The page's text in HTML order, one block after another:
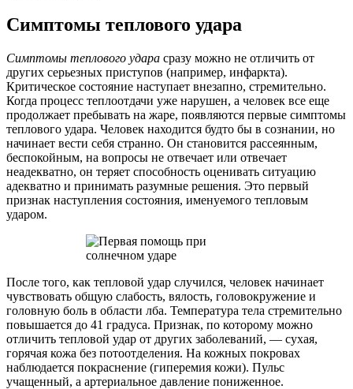
Симптомы теплового удара
Симптомы теплового удара сразу можно не отличить от
других серьезных приступов (например, инфаркта).
Критическое состояние наступает внезапно, стремительно.
Когда процесс теплоотдачи уже нарушен, а человек все еще
продолжает пребывать на жаре, появляются первые симптомы
теплового удара. Человек находится будто бы в сознании, но
начинает вести себя странно. Он становится рассеянным,
беспокойным, на вопросы не отвечает или отвечает
неадекватно, он теряет способность оценивать ситуацию
адекватно и принимать разумные решения. Это первый
признак наступления состояния, именуемого тепловым
ударом.
После того, как тепловой удар случился, человек начинает
чувствовать общую слабость, вялость, головокружение и
головную боль в области лба. Температура тела стремительно
повышается до 41 градуса. Признак, по которому можно
отличить тепловой удар от других заболеваний, — сухая,
горячая кожа без потоотделения. На кожных покровах
наблюдается покраснение (гиперемия кожи). Пульс
учащенный, а артериальное давление пониженное.